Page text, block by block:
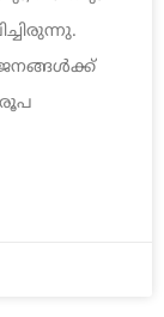
ജനങ്ങൾക്ക്
രൂപ